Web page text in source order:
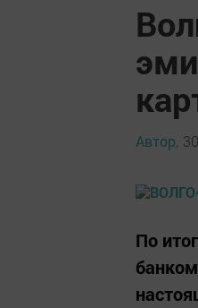
Автор,
По